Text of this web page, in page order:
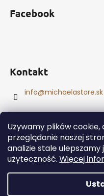
Używamy plików
przeglądanie naszej
analizie stale ulepszamy
użyteczność. Więcej
Facebook
Kontakt
info@michaelastore.sk